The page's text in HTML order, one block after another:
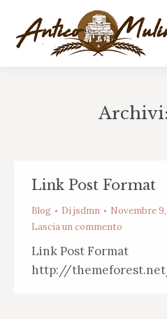
Archivi:
Link Post Format
Blog Dijsdmn
Novembre 9,
Lascia un commento
Link Post Format
http://